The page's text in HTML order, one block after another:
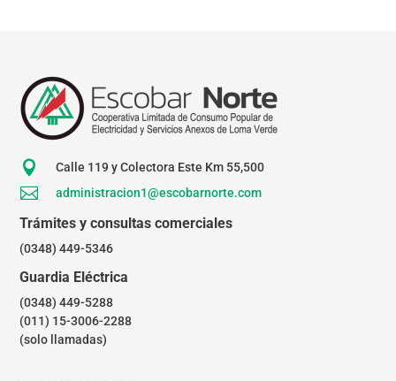
 Calle 119 y Colectora Este Km 55,500
 administracion1@escobarnorte.com
Trámites y consultas comerciales
(0348) 449-5346
Guardia Eléctrica
(0348) 449-5288
(011) 15-3006-2288
(solo llamadas)